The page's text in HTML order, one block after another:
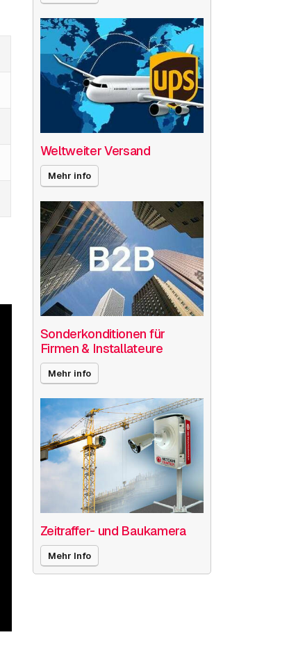
Weltweiter Versand
Mehr info
Sonderkonditionen für
Firmen & Installateure
Mehr info
Zeitraffer- und Baukamera
Mehr Info